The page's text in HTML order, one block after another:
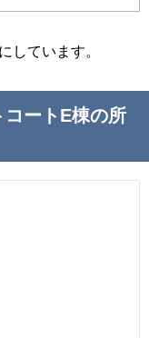
しています。
ートE棟の所